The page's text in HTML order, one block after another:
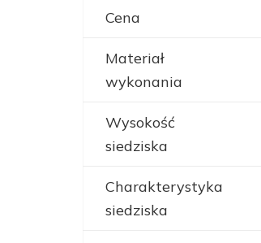
Cena
Materiał
wykonania
Wysokość
siedziska
Charakterystyka
siedziska